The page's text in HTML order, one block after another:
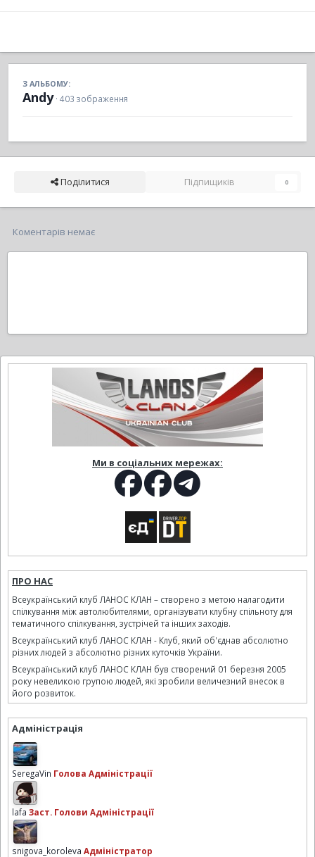
З АЛЬБОМУ:
Andy · 403 зображення
Поділитися Підпищиків 0
Коментарів немає
Ми в соціальних мережах:
ПРО НАС
Всеукраїнський клуб ЛАНОС КЛАН – створено з метою налагодити
спілкування між автолюбителями, організувати клубну спільноту для
тематичного спілкування, зустрічей та інших заходів.
Всеукраїнський клуб ЛАНОС КЛАН - Клуб, який об'єднав абсолютно
різних людей з абсолютно різних куточків України.
Всеукраїнський клуб ЛАНОС КЛАН був створений 01 березня 2005
року невеликою групою людей, які зробили величезний внесок в
його розвиток.
Адміністрація
SeregaVin Голова Адміністрації
lafa Заст. Голови Адміністрації
snigova_koroleva Адміністратор